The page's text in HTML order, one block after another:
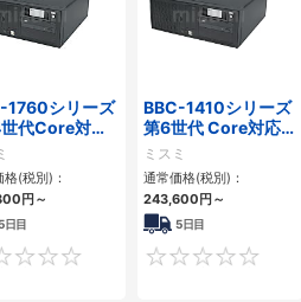
0
1760シリーズ
代Core対応
ロアマウント
(税別)：
円～
日目
0
BBC-1410シリーズ
第6世代 Core対応フ
ロアマウントFAPC
3PCI・3PCIe
ミスミ
通常価格(税別)：
243,600円～
5日目